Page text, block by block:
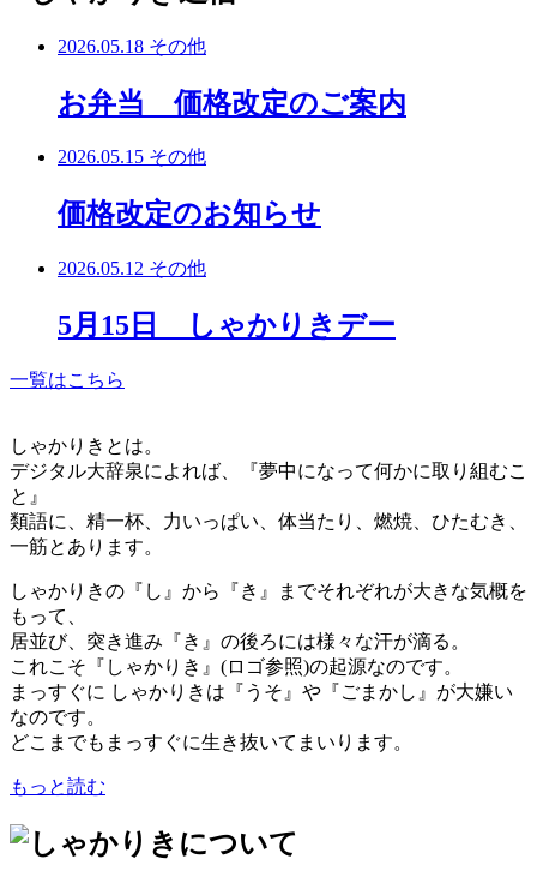
2026.05.18 その他
お弁当 価格改定のご案内
2026.05.15 その他
価格改定のお知らせ
2026.05.12 その他
5月15日 しゃかりきデー
一覧はこちら
しゃかりきとは。
デジタル大辞泉によれば、『夢中になって何かに取り組むこ
と』
類語に、精一杯、力いっぱい、体当たり、燃焼、ひたむき、
一筋とあります。
しゃかりきの『し』から『き』までそれぞれが大きな気概を
もって、
居並び、突き進み『き』の後ろには様々な汗が滴る。
これこそ『しゃかりき』(ロゴ参照)の起源なのです。
まっすぐに しゃかりきは『うそ』や『ごまかし』が大嫌い
なのです。
どこまでもまっすぐに生き抜いてまいります。
もっと読む